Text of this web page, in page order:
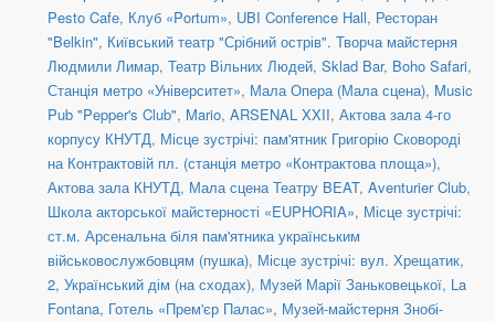
Pesto Cafe, Клуб «Portum», UBI Conference Hall, Ресторан
"Belkin", Київський театр "Срібний острів". Творча майстерня
Людмили Лимар, Театр Вільних Людей, Sklad Bar, Boho Safari,
Станція метро «Університет», Мала Опера (Мала сцена), Music
Pub "Pepper's Club", Mario, ARSENAL XXII, Актова зала 4-го
корпусу КНУТД, Місце зустрічі: пам'ятник Григорію Сковороді
на Контрактовій пл. (станція метро «Контрактова площа»),
Актова зала КНУТД, Мала сцена Театру BEAT, Aventurier Club,
Школа акторської майстерності «EUPHORIA», Місце зустрічі:
ст.м. Арсенальна біля пам'ятника українським
військовослужбовцям (пушка), Місце зустрічі: вул. Хрещатик,
2, Український дім (на сходах), Музей Марії Заньковецької, La
Fontana, Готель «Прем'єр Палас», Музей-майстерня Знобі-